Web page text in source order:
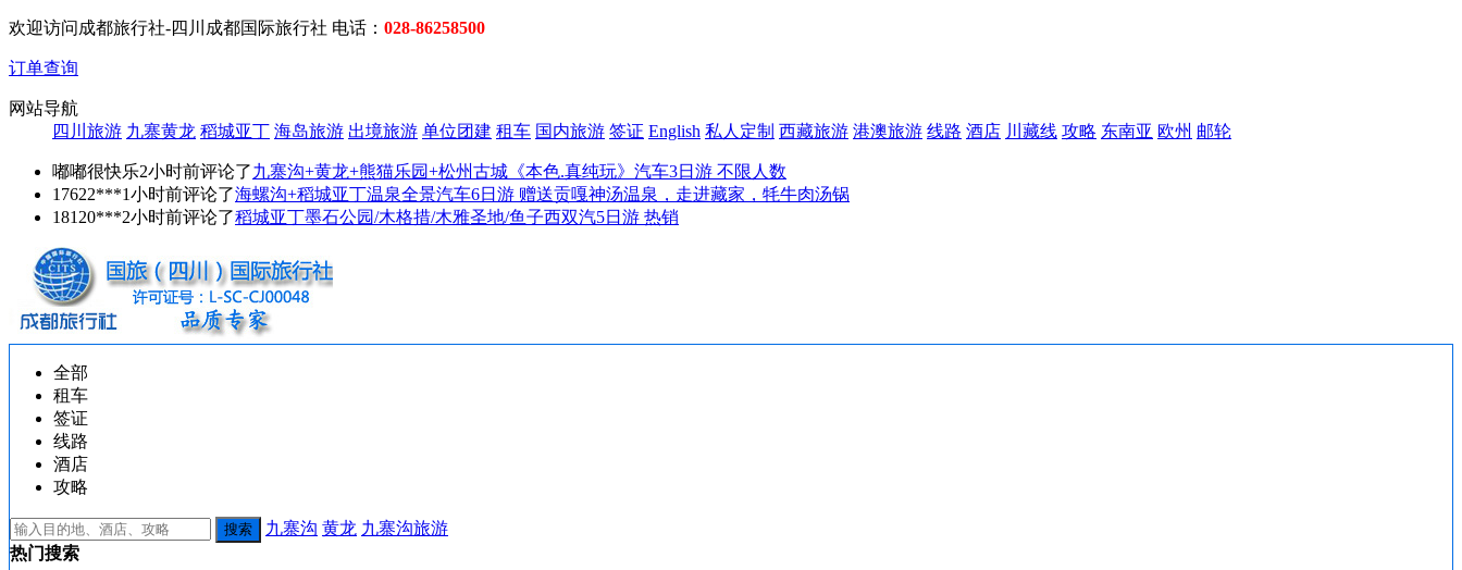
欢迎访问成都旅行社-四川成都国际旅行社 电话： 028-86258500
订单查询
网站导航
四川旅游 九寨黄龙 稻城亚丁 海岛旅游 出境旅游 单位团建 租车 国内旅游 签证 English 私人定制 西藏旅游 港澳旅游 线路 酒店 川藏线 攻略 东南亚 欧州 邮轮
嘟嘟很快乐2小时前评论了九寨沟+黄龙+熊猫乐园+松州古城《本色.真纯玩》汽车3日游 不限人数
17622***1小时前评论了海螺沟+稻城亚丁温泉全景汽车6日游 赠送贡嘎神汤温泉，走进藏家，牦牛肉汤锅
18120***2小时前评论了稻城亚丁墨石公园/木格措/木雅圣地/鱼子西双汽5日游 热销
全部
租车
签证
线路
酒店
攻略
九寨沟 黄龙 九寨沟旅游
热门搜索